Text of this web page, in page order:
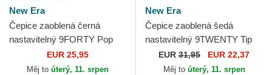
New Era
Čepice zaoblená černá
nastavitelný 9FORTY Pop
Outline New York Yankees
MLB New Era
EUR 25,95
Měj to úterý, 11. srpen
New Era
Čepice zaoblená šedá
nastavitelný 9TWENTY Tip
Off 2023 Los Angeles Lakers
NBA New Era
EUR 31,95 EUR 22,37
Měj to úterý, 11. srpen